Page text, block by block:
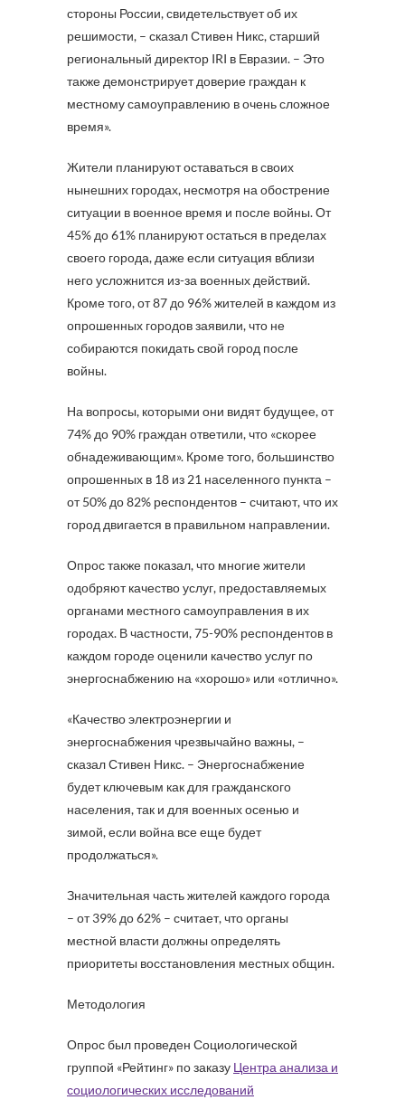
стороны России, свидетельствует об их
решимости, – сказал Стивен Никс, старший
региональный директор IRI в Евразии. – Это
также демонстрирует доверие граждан к
местному самоуправлению в очень сложное
время».
Жители планируют оставаться в своих
нынешних городах, несмотря на обострение
ситуации в военное время и после войны. От
45% до 61% планируют остаться в пределах
своего города, даже если ситуация вблизи
него усложнится из-за военных действий.
Кроме того, от 87 до 96% жителей в каждом из
опрошенных городов заявили, что не
собираются покидать свой город после
войны.
На вопросы, которыми они видят будущее, от
74% до 90% граждан ответили, что «скорее
обнадеживающим». Кроме того, большинство
опрошенных в 18 из 21 населенного пункта –
от 50% до 82% респондентов – считают, что их
город двигается в правильном направлении.
Опрос также показал, что многие жители
одобряют качество услуг, предоставляемых
органами местного самоуправления в их
городах. В частности, 75-90% респондентов в
каждом городе оценили качество услуг по
энергоснабжению на «хорошо» или «отлично».
«Качество электроэнергии и
энергоснабжения чрезвычайно важны, –
сказал Стивен Никс. – Энергоснабжение
будет ключевым как для гражданского
населения, так и для военных осенью и
зимой, если война все еще будет
продолжаться».
Значительная часть жителей каждого города
– от 39% до 62% – считает, что органы
местной власти должны определять
приоритеты восстановления местных общин.
Методология
Опрос был проведен Социологической
группой «Рейтинг» по заказу Центра анализа и
социологических исследований